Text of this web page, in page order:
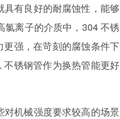
具有良好的耐腐蚀性，能够
离子的介质中，304 不锈
强，在苛刻的腐蚀条件下
锈钢管作为换热管能更好
机械强度要求较高的场景